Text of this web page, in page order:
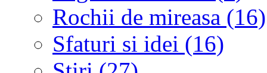
Rochii de mireasa (16)
Sfaturi si idei (16)